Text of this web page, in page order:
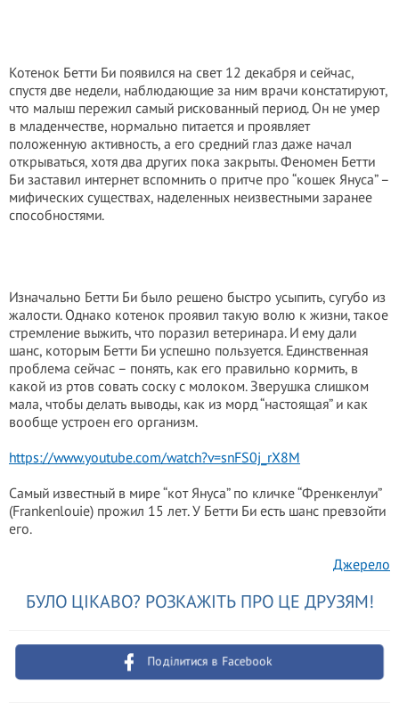
Котенок Бетти Би появился на свет 12 декабря и сейчас,
спустя две недели, наблюдающие за ним врачи констатируют,
что малыш пережил самый рискованный период. Он не умер
в младенчестве, нормально питается и проявляет
положенную активность, а его средний глаз даже начал
открываться, хотя два других пока закрыты. Феномен Бетти
Би заставил интернет вспомнить о притче про “кошек Януса” –
мифических существах, наделенных неизвестными заранее
способностями.
Изначально Бетти Би было решено быстро усыпить, сугубо из
жалости. Однако котенок проявил такую волю к жизни, такое
стремление выжить, что поразил ветеринара. И ему дали
шанс, которым Бетти Би успешно пользуется. Единственная
проблема сейчас – понять, как его правильно кормить, в
какой из ртов совать соску с молоком. Зверушка слишком
мала, чтобы делать выводы, как из морд “настоящая” и как
вообще устроен его организм.
https://www.youtube.com/watch?v=snFS0j_rX8M
Самый известный в мире “кот Януса” по кличке “Френкенлуи”
(Frankenlouie) прожил 15 лет. У Бетти Би есть шанс превзойти
его.
Джерело
БУЛО ЦІКАВО? РОЗКАЖІТЬ ПРО ЦЕ ДРУЗЯМ!
Поділитися в Facebook